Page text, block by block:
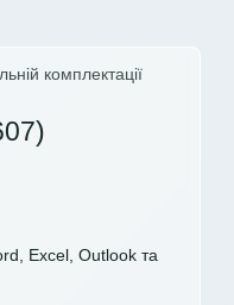
комплектації
Excel, Outlook та